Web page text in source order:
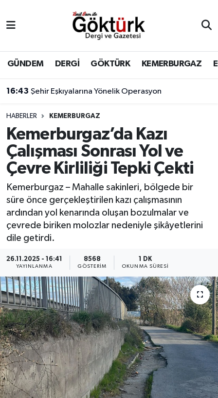
GÜNDEM DERGİ GÖKTÜRK KEMERBURGAZ
16:43 Şehir Eşkıyalarına Yönelik Operasyon
HABERLER KEMERBURGAZ
Kemerburgaz’da Kazı
Çalışması Sonrası Yol ve
Çevre Kirliliği Tepki Çekti
Kemerburgaz – Mahalle sakinleri, bölgede bir
süre önce gerçekleştirilen kazı çalışmasının
ardından yol kenarında oluşan bozulmalar ve
çevrede biriken molozlar nedeniyle şikâyetlerini
dile getirdi.
26.11.2025 - 16:41
YAYINLANMA
8568
GÖSTERIM
1 DK
OKUNMA SÜRESI
BİLİM
DERGİ
DÜNYA
EĞİTİM
EKONOMİ
GÖKTÜRK
GÜNDEM
KEMERBURGAZ
KÜLTÜR - SANAT
MAGAZİN
ÖZEL HABER
SAĞLIK
SPOR
TEKNOLOJİ
Eyüpsultan Hava Durumu
Eyüpsultan Trafik Yoğunluk Haritası
Süper Lig Puan Durumu ve Fikstür
Tüm Manşetler
Son Dakika Haberleri
Haber Arşivi